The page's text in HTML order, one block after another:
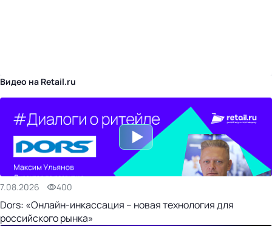
Видео на Retail.ru
7.08.2026 400
Dors: «Онлайн-инкассация – новая технология для
российского рынка»